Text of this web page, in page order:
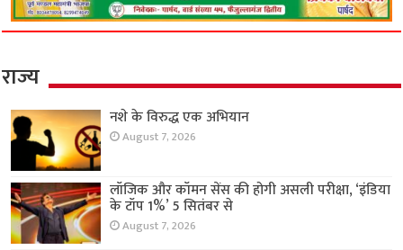
राज्य
नशे के विरुद्ध एक अभियान
August 7, 2026
लॉजिक और कॉमन सेंस की होगी असली परीक्षा, ‘इंडिया
के टॉप 1%’ 5 सितंबर से
August 7, 2026